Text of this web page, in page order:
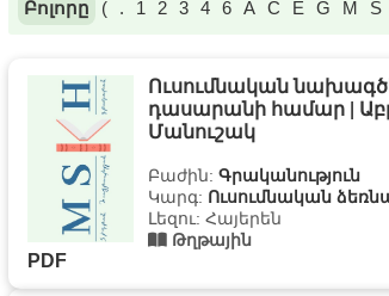
Բոլորը ( . 1 2 3 4 6 A C E G M S
Ուսումնական
դասարանի համար|
Մանուշակ
Բաժին: Գրականություն
Կարգ: Ուսումնական
Լեզու: Հայերեն
Թղթային
PDF